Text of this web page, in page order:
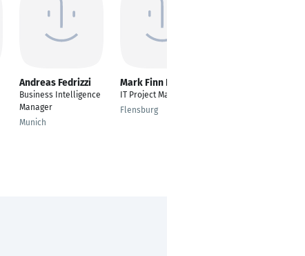
Andreas Fedrizzi
Business Intelligence
Manager
Munich
Mark Finn Fischer
IT Project Manager
Flensburg